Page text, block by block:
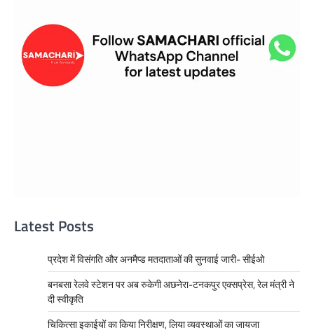
Latest Posts
प्रदेश में विसंगति और अनमैप्ड मतदाताओं की सुनवाई जारी- सीईओ
बनबसा रेलवे स्टेशन पर अब रुकेगी अछनेरा-टनकपुर एक्सप्रेस, रेल मंत्री ने
दी स्वीकृति
चिकित्सा इकाईयों का किया निरीक्षण, लिया व्यवस्थाओं का जायजा